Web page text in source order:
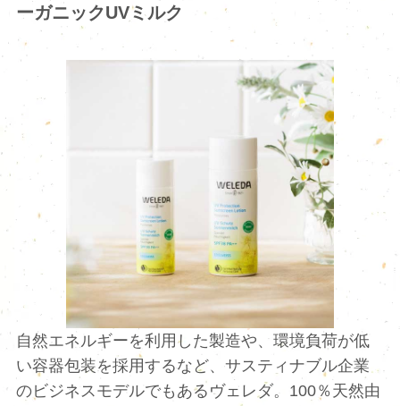
ーガニックUVミルク
自然エネルギーを利用した製造や、環境負荷が低
い容器包装を採用するなど、サスティナブル企業
のビジネスモデルでもあるヴェレダ。100％天然由